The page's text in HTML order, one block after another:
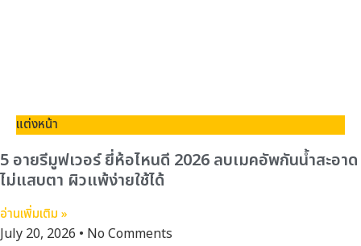
แต่งหน้า
5 อายรีมูฟเวอร์ ยี่ห้อไหนดี 2026 ลบเมคอัพกันน้ำสะอาด
ไม่แสบตา ผิวแพ้ง่ายใช้ได้
อ่านเพิ่มเติม »
July 20, 2026 No Comments